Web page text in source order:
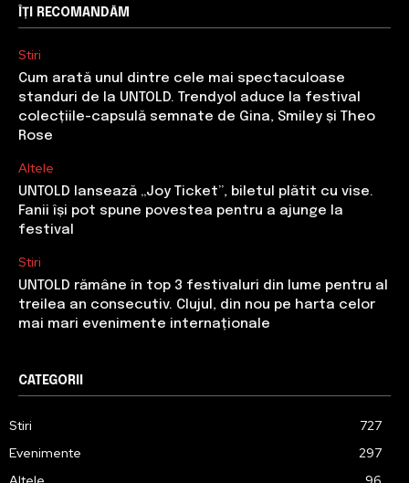
ÎȚI RECOMANDĂM
Stiri
Cum arată unul dintre cele mai spectaculoase
standuri de la UNTOLD. Trendyol aduce la festival
colecțiile-capsulă semnate de Gina, Smiley și Theo
Rose
Altele
UNTOLD lansează „Joy Ticket”, biletul plătit cu vise.
Fanii își pot spune povestea pentru a ajunge la
festival
Stiri
UNTOLD rămâne în top 3 festivaluri din lume pentru al
treilea an consecutiv. Clujul, din nou pe harta celor
mai mari evenimente internaționale
CATEGORII
Stiri
727
Evenimente
297